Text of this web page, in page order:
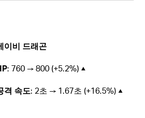
이비 드래곤
: 760 → 800 (+5.2%) ▲
격 속도: 2초 → 1.67초 (+16.5%) ▲